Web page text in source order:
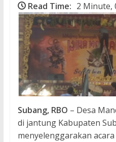
Read Time: 2 Minute,
Subang, RBO – Desa
di jantung Kabupaten
menyelenggarakan